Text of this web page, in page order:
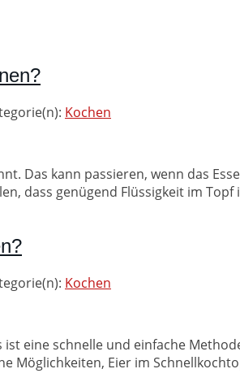
Kochen
Das kann passieren, wenn das
dass genügend Flüssigkeit im
Kochen
ist eine schnelle und einfache
Möglichkeiten, Eier im